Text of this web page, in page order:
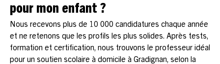
pour mon enfant ?
Nous recevons plus de 10 000 candidatures chaque année
et ne retenons que les profils les plus solides. Après tests,
formation et certification, nous trouvons le professeur idéal
pour un soutien scolaire à domicile à Gradignan, selon la